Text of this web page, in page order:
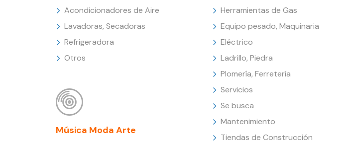
Acondicionadores de Aire
Lavadoras, Secadoras
Refrigeradora
Otros
Música Moda Arte
Herramientas de Gas
Equipo pesado, Maquinaria
Eléctrico
Ladrillo, Piedra
Plomería, Ferretería
Servicios
Se busca
Mantenimiento
Tiendas de Construcción